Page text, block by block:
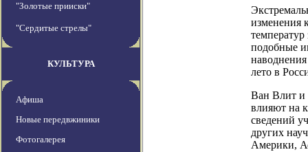
"Золотые прииски"
"Сердитые стрелы"
КУЛЬТУРА
Афиша
Новые передвжиники
Фотогалерея
изменения
подобные
лето в
Ван Влит и
влияют на
сведений
других
Америки,